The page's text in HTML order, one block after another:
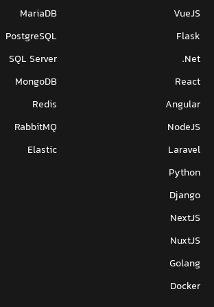
VueJS
Flask
Net.
React
Angular
NodeJS
Laravel
Python
Django
NextJS
NuxtJS
Golang
Docker
MariaDB
PostgreSQL
SQL Server
MongoDB
Redis
RabbitMQ
Elastic